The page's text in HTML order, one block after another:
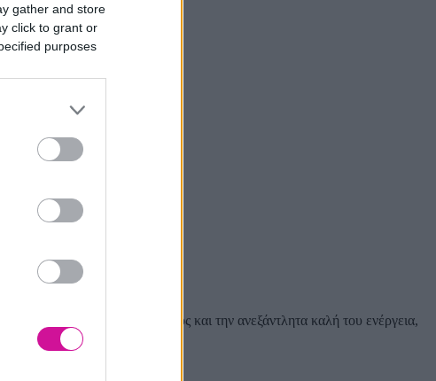
gather and store
click to grant or
purposes
Dj Kas & OGE
φορά εντυπωσίασε με το ήθος και την ανεξάντλητα καλή του ενέργεια,
μήνες.